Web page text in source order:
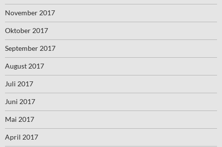
November 2017
Oktober 2017
September 2017
August 2017
Juli 2017
Juni 2017
Mai 2017
April 2017